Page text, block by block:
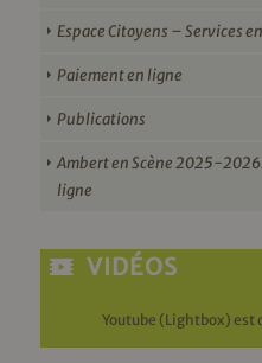
Espace Citoyens – Services
Paiement en ligne
Publications
Ambert en Scène 2025-
ligne
VIDÉOS
Youtube (Lightbox) est